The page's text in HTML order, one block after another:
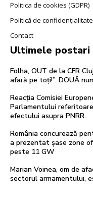
Politica de cookies (GDPR)
Politică de confidențialitate
Contact
Ultimele postari
Folha, OUT de la CFR
afară pe toți!”. DOUĂ
Reacția Comisiei
Parlamentului
efectului asupra PNRR.
România concurează
a prezentat șase zone
peste 11 GW
Marian Voinea, om de
sectorul armamentului,